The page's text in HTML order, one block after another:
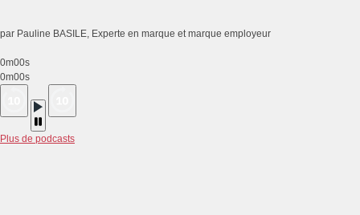
par Pauline BASILE, Experte en marque et marque employeur
0m00s
0m00s
Plus de podcasts